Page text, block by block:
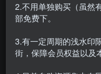
2.不用单独购买（虽然
部免费下。
3.有一定周期的浅水印
街，保障会员权益以及